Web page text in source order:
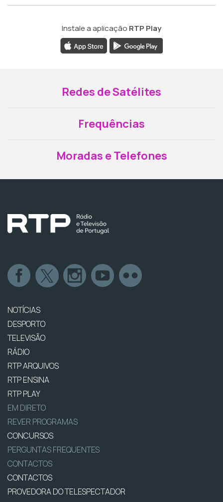
Instale a aplicação RTP Play
Redes de Satélites
Frequências
Moradas e Telefones
NOTÍCIAS
DESPORTO
TELEVISÃO
RÁDIO
RTP ARQUIVOS
RTP ENSINA
RTP PLAY
EM DIRETO
REVER PROGRAMAS
CONCURSOS
PERGUNTAS FREQUENTES
CONTACTOS
CONTACTOS
PROVEDORA DO TELESPECTADOR